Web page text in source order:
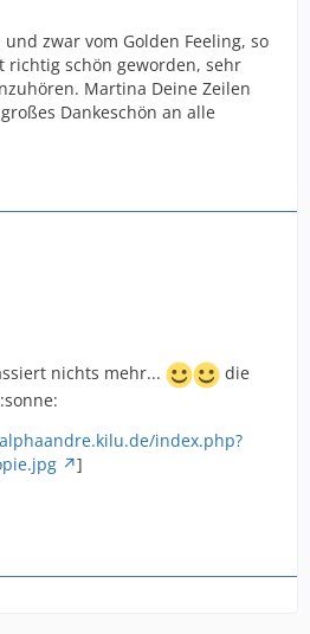
zwar vom Golden Feeling, so
richtig schön geworden, sehr
Martina Deine Zeilen
Dankeschön an alle
nichts mehr...
die
index.php?
]